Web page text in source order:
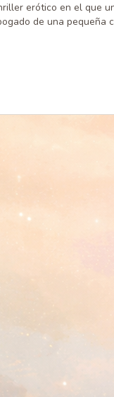
erótico en el que
de una pequeña